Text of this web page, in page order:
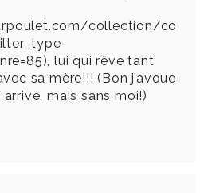
collection/co
), lui qui rêve tant
sa mère!!! (Bon j’avoue
mais sans moi!)